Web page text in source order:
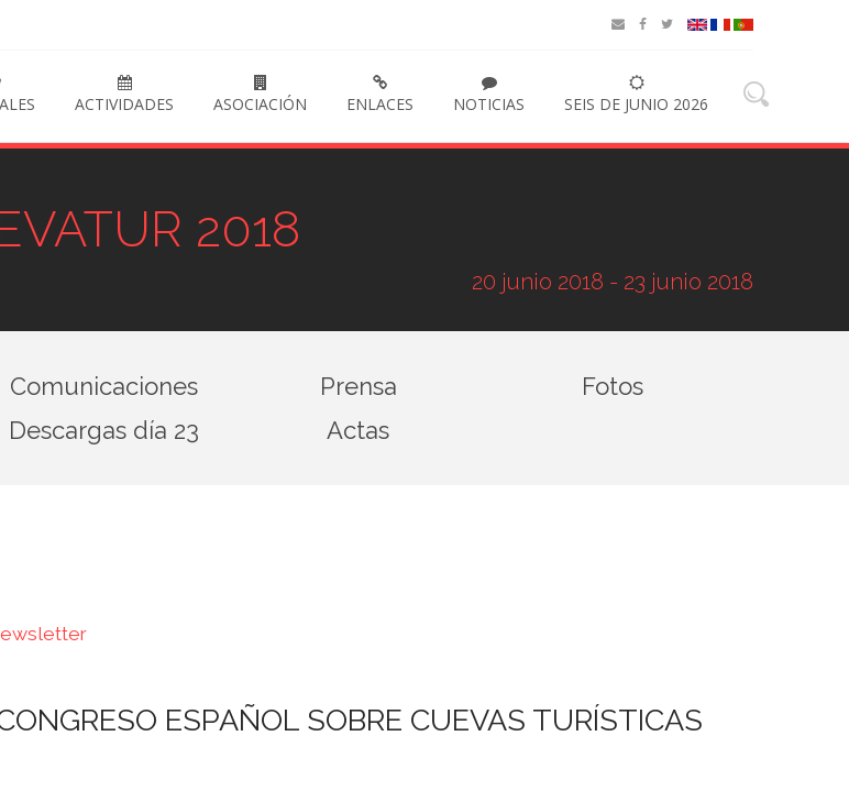
ACTIVIDADES ASOCIACIÓN ENLACES NOTICIAS SEIS DE JUNIO 2026
2018
20 junio 2018 - 23 junio 2018
Comunicaciones Prensa
Fotos
Descargas día 23 Actas
ESPAÑOL SOBRE CUEVAS TURÍSTICAS